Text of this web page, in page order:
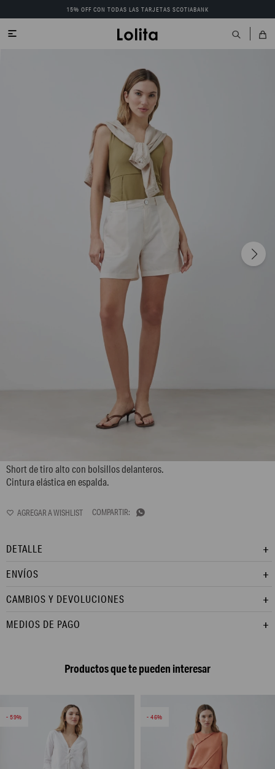
15% OFF CON TODAS LAS TARJETAS SCOTIABANK

Short de tiro alto con bolsillos delanteros.
Cintura elástica en espalda.

DETALLE
ENVÍOS
CAMBIOS Y DEVOLUCIONES
MEDIOS DE PAGO
Productos que te pueden interesar
59 46